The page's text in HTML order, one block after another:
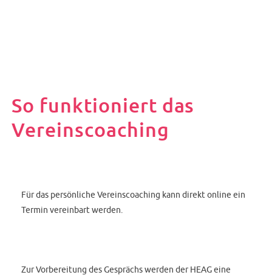
So funktioniert das
Vereinscoaching
Für das persönliche Vereinscoaching kann direkt online ein
Termin vereinbart werden.
Zur Vorbereitung des Gesprächs werden der HEAG eine